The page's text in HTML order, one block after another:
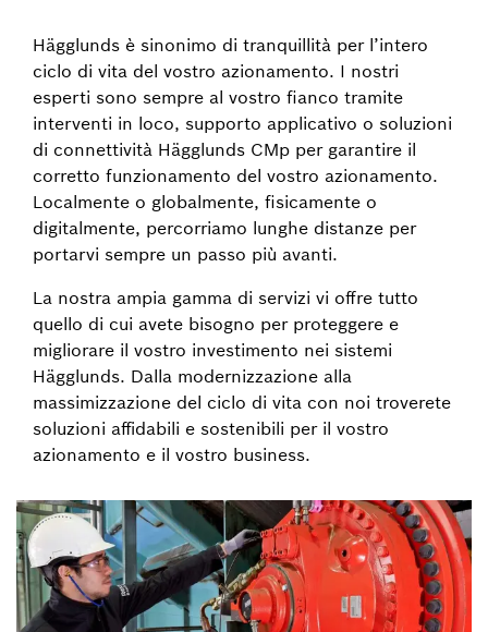
Hägglunds è sinonimo di tranquillità per l’intero
ciclo di vita del vostro azionamento. I nostri
esperti sono sempre al vostro fianco tramite
interventi in loco, supporto applicativo o soluzioni
di connettività Hägglunds CMp per garantire il
corretto funzionamento del vostro azionamento.
Localmente o globalmente, fisicamente o
digitalmente, percorriamo lunghe distanze per
portarvi sempre un passo più avanti.
La nostra ampia gamma di servizi vi offre tutto
quello di cui avete bisogno per proteggere e
migliorare il vostro investimento nei sistemi
Hägglunds. Dalla modernizzazione alla
massimizzazione del ciclo di vita con noi troverete
soluzioni affidabili e sostenibili per il vostro
azionamento e il vostro business.